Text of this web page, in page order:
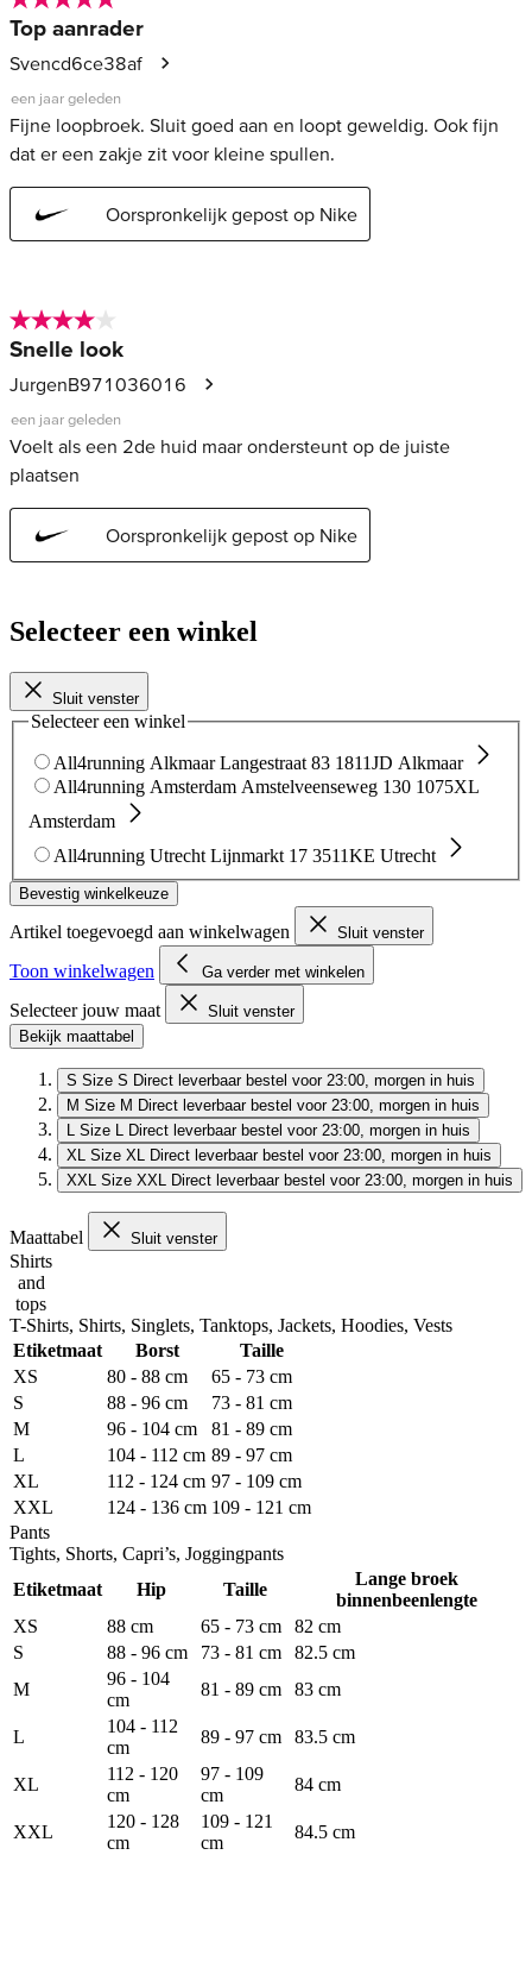
Selecteer een winkel
Sluit venster
Selecteer een winkel
All4running Alkmaar Langestraat 83 1811JD Alkmaar
All4running Amsterdam Amstelveenseweg 130 1075XL
Amsterdam
All4running Utrecht Lijnmarkt 17 3511KE Utrecht
Bevestig winkelkeuze
Artikel toegevoegd aan winkelwagen Sluit venster
Toon winkelwagen Ga verder met winkelen
Selecteer jouw maat
Sluit venster
Bekijk maattabel
S Size S Direct leverbaar bestel voor 23:00, morgen in huis
M Size M Direct leverbaar bestel voor 23:00, morgen in huis
Size L Direct leverbaar bestel voor 23:00, morgen in huis
XL
Size XL Direct leverbaar bestel voor 23:00, morgen in huis
XXL
Size XXL Direct leverbaar bestel voor 23:00, morgen in huis
Maattabel Sluit venster
Shirts
and
tops
T-Shirts, Shirts, Singlets, Tanktops, Jackets, Hoodies, Vests
Etiketmaat
Borst
Taille
XS
80 - 88 cm
65 - 73 cm
S
88 - 96 cm
73 - 81 cm
M
96 - 104 cm
81 - 89 cm
L
104 - 112 cm 89 - 97 cm
XL
112 - 124 cm 97 - 109 cm
XXL
124 - 136 cm 109 - 121 cm
Pants
Tights, Shorts, Capri’s, Joggingpants
Etiketmaat
Hip Taille
Lange broek
binnenbeenlengte
XS
88 cm 65 - 73 cm
82 cm
S
88 - 96 cm 73 - 81 cm
82.5 cm
M
96 - 104
cm
81 - 89 cm 83 cm
L
104 - 112
cm
89 - 97 cm 83.5 cm
XL
112 - 120
cm
97 - 109
cm
84 cm
XXL
120 - 128
cm
109 - 121
cm
84.5 cm